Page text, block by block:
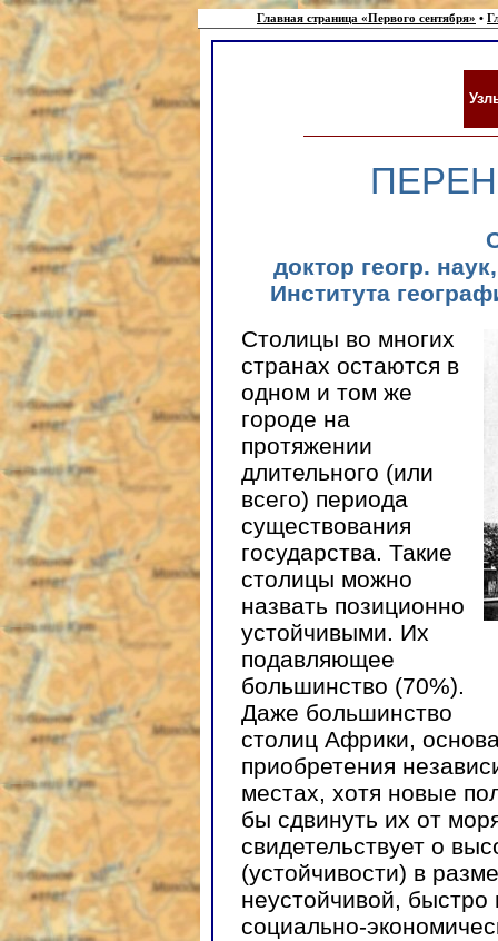
Главная страница «Первого сентября» •
доктор геогр.
Института
Столицы во многих
странах остаются в
одном и том же
городе на
протяжении
длительного (или
всего) периода
существования
государства. Такие
столицы можно
назвать позиционно
устойчивыми. Их
подавляющее
большинство (70%).
Даже большинство
столиц Африки,
приобретения
местах, хотя новые
бы сдвинуть их от
свидетельствует о
(устойчивости) в
неустойчивой,
социально-